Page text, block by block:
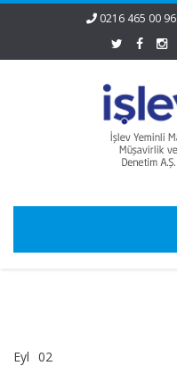
0216 465 00 96
Eyl 02